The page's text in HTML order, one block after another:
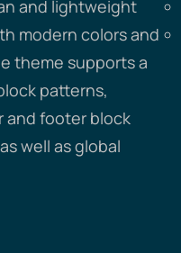
and lightweight
modern colors and
theme supports a
patterns,
and footer block
well as global